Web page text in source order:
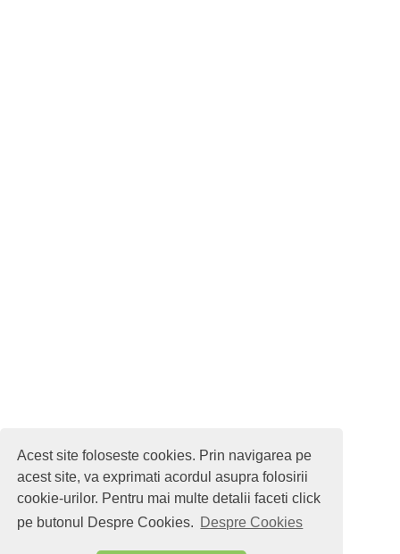
Acest site foloseste cookies. Prin navigarea pe
acest site, va exprimati acordul asupra folosirii
cookie-urilor. Pentru mai multe detalii faceti click
pe butonul Despre Cookies. Despre Cookies